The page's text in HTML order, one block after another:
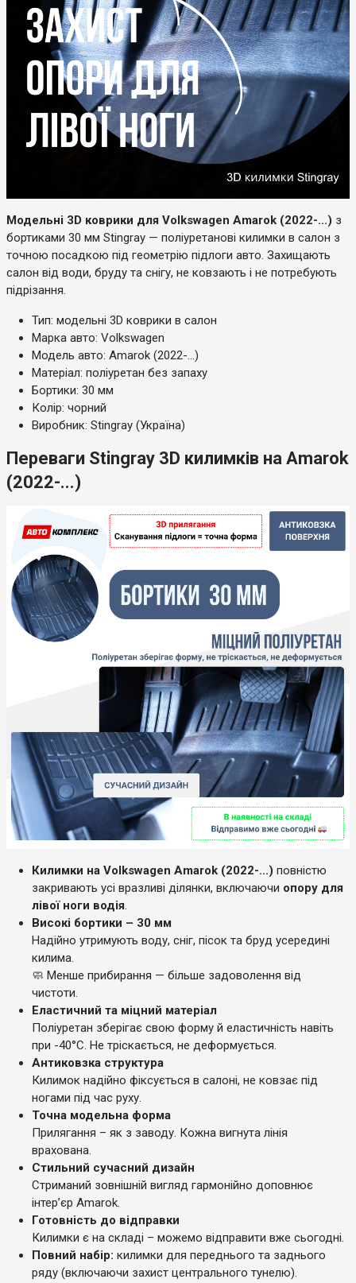
Модельні 3D коврики для Volkswagen Amarok (2022-...) з
бортиками 30 мм Stingray — поліуретанові килимки в салон з
точною посадкою під геометрію підлоги авто. Захищають
салон від води, бруду та снігу, не ковзають і не потребують
підрізання.
Тип: модельні 3D коврики в салон
Марка авто: Volkswagen
Модель авто: Amarok (2022-...)
Матеріал: поліуретан без запаху
Бортики: 30 мм
Колір: чорний
Виробник: Stingray (Україна)
Переваги Stingray 3D килимків на Amarok
(2022-...)
Килимки на Volkswagen Amarok (2022-...) повністю
закривають усі вразливі ділянки, включаючи опору для
лівої ноги водія.
Високі бортики – 30 мм
Надійно утримують воду, сніг, пісок та бруд усередині
килима.
🧼 Менше прибирання — більше задоволення від
чистоти.
Еластичний та міцний матеріал
Поліуретан зберігає свою форму й еластичність навіть
при -40°C. Не тріскається, не деформується.
Антиковзка структура
Килимок надійно фіксується в салоні, не ковзає під
ногами під час руху.
Точна модельна форма
Прилягання – як з заводу. Кожна вигнута лінія
врахована.
Стильний сучасний дизайн
Стриманий зовнішній вигляд гармонійно доповнює
інтер’єр Amarok.
Готовність до відправки
Килимки є на складі – можемо відправити вже сьогодні.
Повний набір: килимки для переднього та заднього
ряду (включаючи захист центрального тунелю).